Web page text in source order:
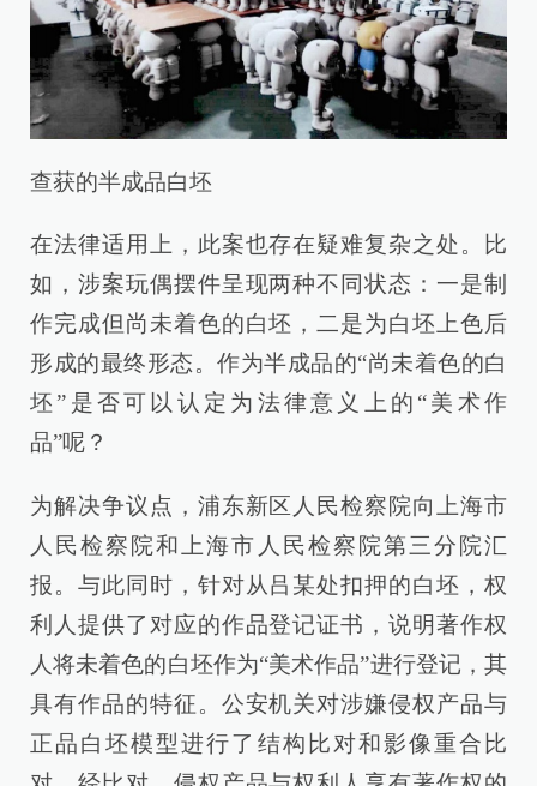
查获的半成品白坯
在法律适用上，此案也存在疑难复杂之处。比
如，涉案玩偶摆件呈现两种不同状态：一是制
作完成但尚未着色的白坯，二是为白坯上色后
形成的最终形态。作为半成品的“尚未着色的白
坯”是否可以认定为法律意义上的“美术作
品”呢？
为解决争议点，浦东新区人民检察院向上海市
人民检察院和上海市人民检察院第三分院汇
报。与此同时，针对从吕某处扣押的白坯，权
利人提供了对应的作品登记证书，说明著作权
人将未着色的白坯作为“美术作品”进行登记，其
具有作品的特征。公安机关对涉嫌侵权产品与
正品白坯模型进行了结构比对和影像重合比